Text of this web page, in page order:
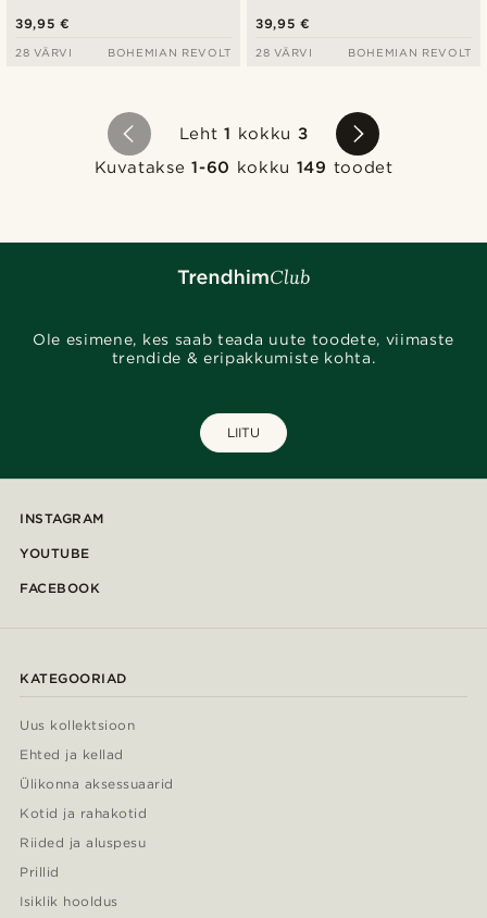
39,95 €
28 VÄRVI BOHEMIAN REVOLT
39,95 €
28 VÄRVI BOHEMIAN REVOLT
Leht1 kokku 3
Kuvatakse1-60 kokku 149 toodet
Ole esimene, kes saab teada uute toodete, viimaste
trendide & eripakkumiste kohta.
LIITU
INSTAGRAM
YOUTUBE
FACEBOOK
KATEGOORIAD
Uus kollektsioon
Ehted ja kellad
Ülikonna aksessuaarid
Kotid ja rahakotid
Riided ja aluspesu
Prillid
Isiklik hooldus